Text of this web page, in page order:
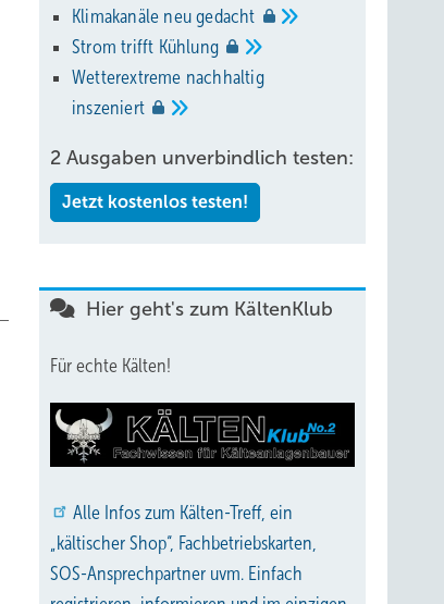
Klimakanäle neugedacht
Strom trifft Kühlung
Wetterextreme nachhaltig
inszeniert
2 Ausgaben unverbindlich testen:
Jetzt kostenlos testen!
Hier geht's zum KältenKlub
Für echte Kälten!
Alle Infos zum Kälten-Treff, ein
„kältischer Shop“, Fachbetriebskarten,
SOS-Ansprechpartner uvm. Einfach